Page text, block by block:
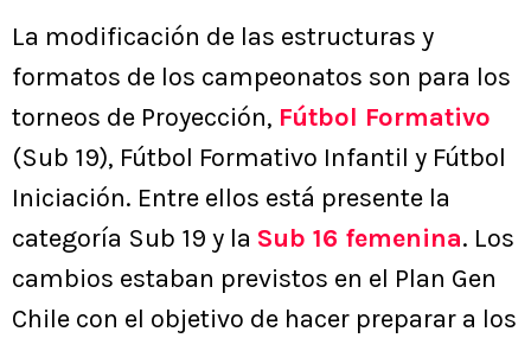
La modificación de las estructuras y
formatos de los campeonatos son para los
torneos de Proyección, Fútbol Formativo
(Sub 19), Fútbol Formativo Infantil y Fútbol
Iniciación. Entre ellos está presente la
categoría Sub 19 y la Sub 16 femenina. Los
cambios estaban previstos en el Plan Gen
Chile con el objetivo de hacer preparar a los